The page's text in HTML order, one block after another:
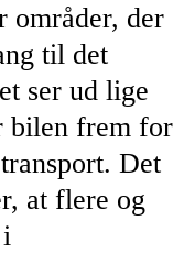
områder, der
til det
ser ud lige
bilen frem for
Det
at flere og
i